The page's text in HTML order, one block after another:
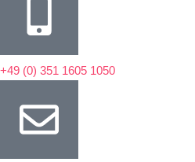
+49 (0) 351 1605 1050